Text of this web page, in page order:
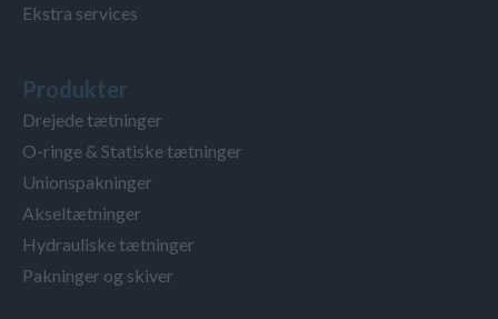
Ekstra services
Produkter
Drejede tætninger
O-ringe & Statiske tætninger
Unionspakninger
Akseltætninger
Hydrauliske tætninger
Pakninger og skiver